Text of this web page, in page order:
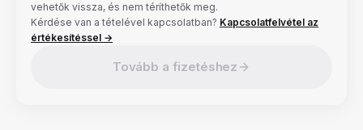
vehetők vissza, és nem téríthetők meg.
Kérdése van a tételével kapcsolatban? Kapcsolatfelvétel az
értékesítéssel →
Tovább a fizetéshez